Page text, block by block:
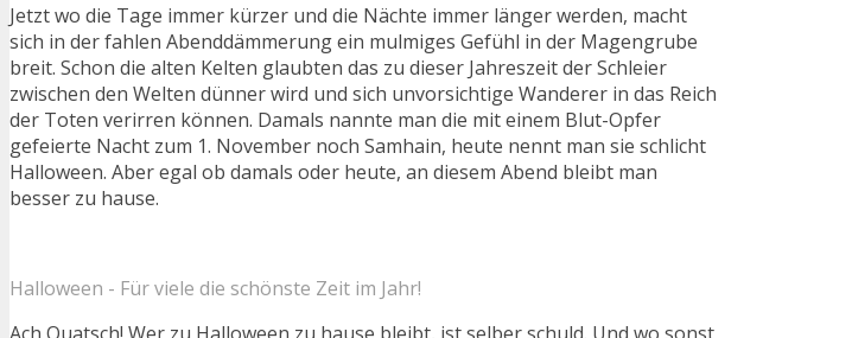
Jetzt wo die Tage immer kürzer und die Nächte immer länger werden, macht
sich in der fahlen Abenddämmerung ein mulmiges Gefühl in der Magengrube
breit. Schon die alten Kelten glaubten das zu dieser Jahreszeit der Schleier
zwischen den Welten dünner wird und sich unvorsichtige Wanderer in das Reich
der Toten verirren können. Damals nannte man die mit einem Blut-Opfer
gefeierte Nacht zum 1. November noch Samhain, heute nennt man sie schlicht
Halloween. Aber egal ob damals oder heute, an diesem Abend bleibt man
besser zu hause.
Halloween - Für viele die schönste Zeit im Jahr!